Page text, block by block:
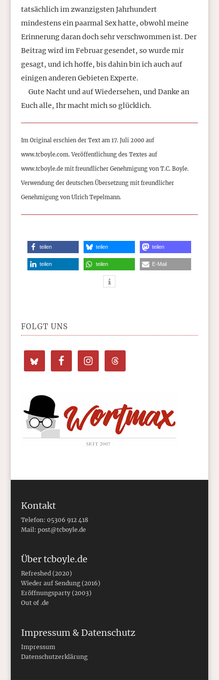
tatsächlich im zwanzigsten Jahrhundert
mindestens ein paarmal Sex hatte, obwohl meine
Erinnerung daran doch sehr verschwommen ist. Der
Beitrag wird im Februar gesendet, so wurde mir
gesagt, und ich hoffe, bis dahin bin ich auch auf
einigen anderen Gebieten Experte.
Gute Nacht und auf Wiedersehen, und Danke an
Euch alle, Ihr macht mich so glücklich.
Im Original erschien der Text am 17. Juli 2000 auf
www.tcboyle.com. Veröffentlichung des Textes auf
www.tcboyle.de mit freundlicher Genehmigung von T.C. Boyle.
Verwendung der deutschen Übersetzung mit freundlicher
Genehmigung von Ulrich Tepelmann.
teilen teilen teilen
teilen teilen E-Mail
FOLGT UNS
Kontakt
Telefon: 05306 912 418
Mail: post@tcboyle.de
Über tcboyle.de
Refreshed (2020)
Wieder auf Sendung (2016)
Eröffnungsparty (2003)
Out of .de
Impressum & Datenschutz
Impressum
Datenschutzerklärung